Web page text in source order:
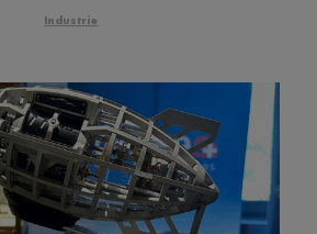
Industrie